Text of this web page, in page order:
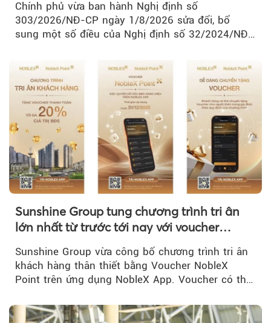
Chính phủ vừa ban hành Nghị định số
303/2026/NĐ-CP ngày 1/8/2026 sửa đổi, bổ
sung một số điều của Nghị định số 32/2024/NĐ-
Sunshine Group tung chương trình tri ân
lớn nhất từ trước tới nay với voucher
Sunshine Group vừa công bố chương trình tri ân
khách hàng thân thiết bằng Voucher NobleX
Point trên ứng dụng NobleX App. Voucher có thể